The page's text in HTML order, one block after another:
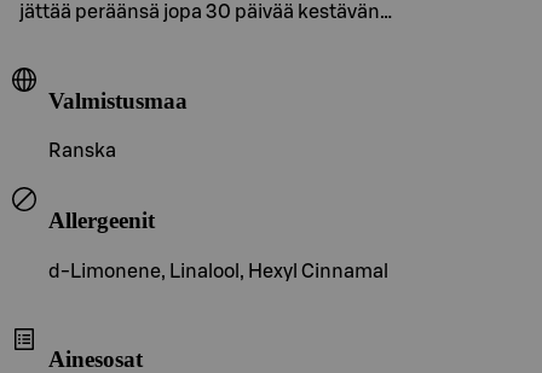
jättää peräänsä jopa 30 päivää kestävän…
Valmistusmaa
Ranska
Allergeenit
d-Limonene, Linalool, Hexyl Cinnamal
Ainesosat